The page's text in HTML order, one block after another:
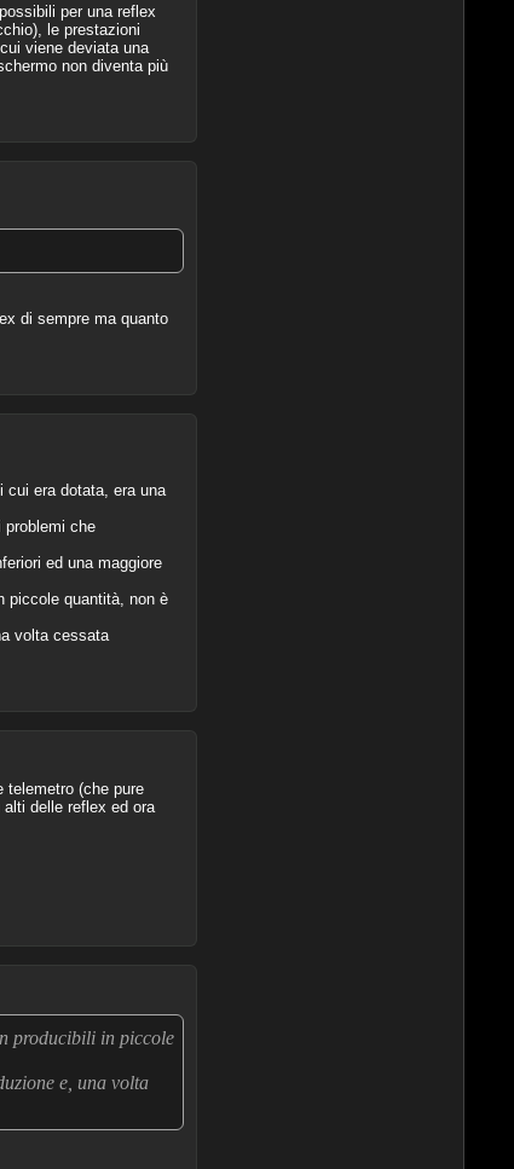
per una reflex
le prestazioni
viene deviata una
non diventa più
di sempre ma quanto
cui era dotata, era una
che
ed una maggiore
piccole quantità, non è
volta cessata
telemetro (che pure
delle reflex ed ora
producibili in piccole
e, una volta